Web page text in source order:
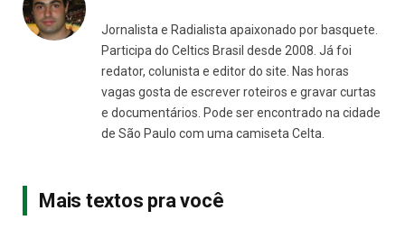
Jornalista e Radialista apaixonado por basquete.
Participa do Celtics Brasil desde 2008. Já foi
redator, colunista e editor do site. Nas horas
vagas gosta de escrever roteiros e gravar curtas
e documentários. Pode ser encontrado na cidade
de São Paulo com uma camiseta Celta.
Mais textos pra você